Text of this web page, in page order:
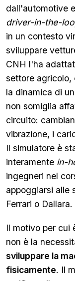
dall'automotive
driver-in-the-
in un contesto
sviluppare
CNH l'ha
settore agricolo,
la dinamica di
non somiglia
circuito:
vibrazione, i
Il simulatore è
interamente in-
ingegneri nel
appoggiarsi alle
Ferrari o Dallara.
Il motivo per cui
non è la
sviluppare la
fisicamente. Il